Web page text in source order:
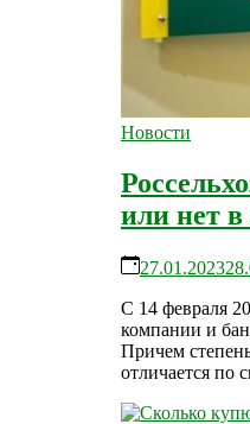
Новости
или нет в
27.01.2023
С 14 февраля
компании и
Причем
отличается по